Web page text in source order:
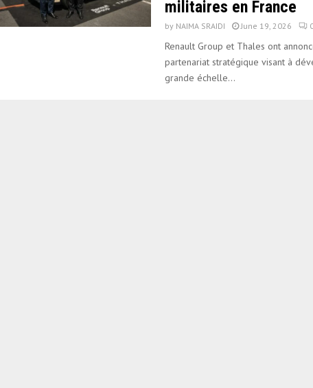
militaires en France
by NAIMA SRAIDI June 19, 2026
Renault Group et Thales ont
partenariat stratégique visant à
grande échelle...